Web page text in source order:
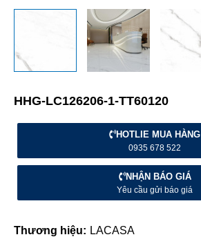
HHG-LC126206-1-TT60120
HOTLIE MUA HÀNG
0935 678 522
NHẬN BÁO GIÁ
Yêu cầu gửi báo giá
Thương hiệu: LACASA